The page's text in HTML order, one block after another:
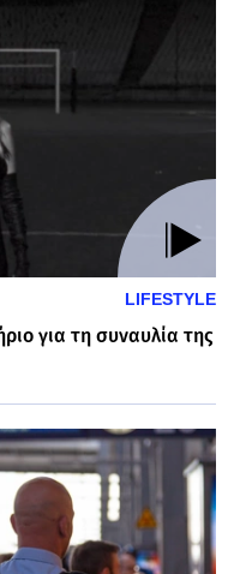
LIFESTYLE
για τη συναυλία της